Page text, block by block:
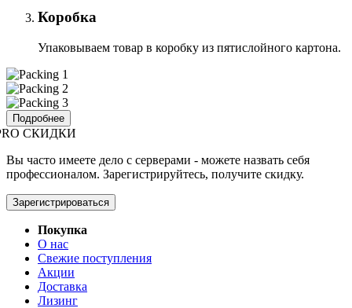
Коробка
Упаковываем товар в коробку из пятислойного картона.
Подробнее
СКИДКИ
Вы часто имеете дело с серверами - можете назвать себя
профессионалом. Зарегистрируйтесь, получите скидку.
Зарегистрироваться
Покупка
О нас
Свежие поступления
Акции
Доставка
Лизинг